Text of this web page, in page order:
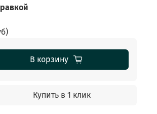
)
В корзину
Купить в 1 клик